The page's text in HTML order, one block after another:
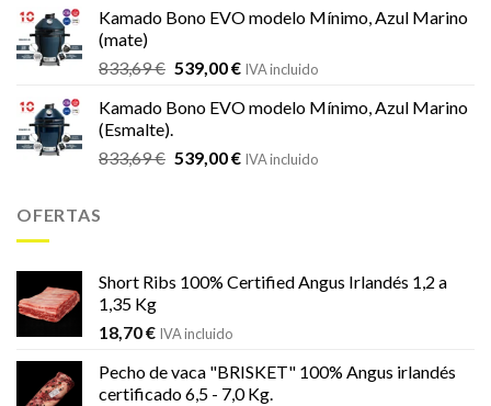
era:
es:
Kamado Bono EVO modelo Mínimo, Azul Marino
(mate)
833,69€ El
original
era:
833,69 €.
539,00€El
actual
539,00 €.
IVA incluido
Kamado Bono EVO modelo Mínimo, Azul Marino
(Esmalte).
833,69€ El
539,00€ElIVA incluido
OFERTAS
Short Ribs 100% Certified Angus Irlandés 1,2 a
1,35 Kg
18,70€ IVA incluido
Pecho de vaca "BRISKET" 100% Angus irlandés
certificado 6,5 - 7,0 Kg.